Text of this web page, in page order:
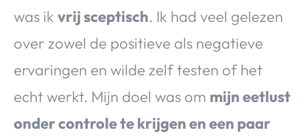
was ik vrij sceptisch. Ik had veel gelezen
over zowel de positieve als negatieve
ervaringen en wilde zelf testen of het
echt werkt. Mijn doel was om mijn eetlust
onder controle te krijgen en een paar